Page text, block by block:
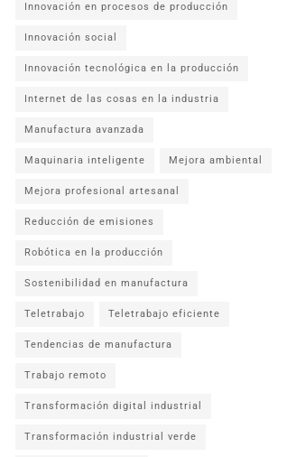
Innovación en procesos de producción
Innovación social
Innovación tecnológica en la producción
Internet de las cosas en la industria
Manufactura avanzada
Maquinaria inteligente Mejora ambiental
Mejora profesional artesanal
Reducción de emisiones
Robótica en la producción
Sostenibilidad en manufactura
Teletrabajo Teletrabajo eficiente
Tendencias de manufactura
Trabajo remoto
Transformación digital industrial
Transformación industrial verde